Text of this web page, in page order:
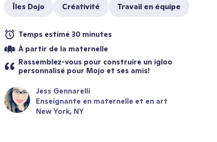
Îles Dojo Créativité Travail en équipe
Temps estimé 30 minutes
À partir de la maternelle
Rassemblez-vous pour construire un igloo
personnalisé pour Mojo et ses amis!
Jess Gennarelli
Enseignante en maternelle et en art
New York, NY